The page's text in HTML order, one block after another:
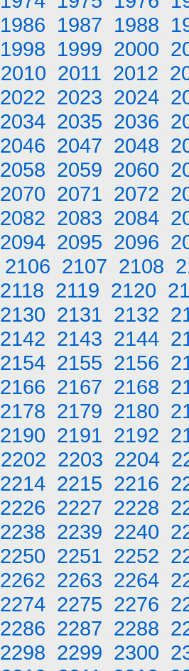
1986 1987 1988
1998 1999 2000
2010 2011 2012
2022 2023 2024
2034 2035 2036
2046 2047 2048
2058 2059 2060
2070 2071 2072
2082 2083 2084
2094 2095 2096
2106 2107 2108
2118 2119 2120
2130 2131 2132
2142 2143 2144
2154 2155 2156
2166 2167 2168
2178 2179 2180
2190 2191 2192
2202 2203 2204
2214 2215 2216
2226 2227 2228
2238 2239 2240
2250 2251 2252
2262 2263 2264
2274 2275 2276
2286 2287 2288
2298 2299 2300